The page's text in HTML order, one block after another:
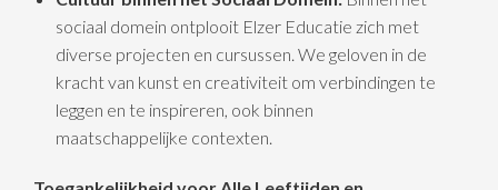
sociaal domein ontplooit Elzer Educatie zich met
diverse projecten en cursussen. We geloven in de
kracht van kunst en creativiteit om verbindingen te
leggen en te inspireren, ook binnen
maatschappelijke contexten.